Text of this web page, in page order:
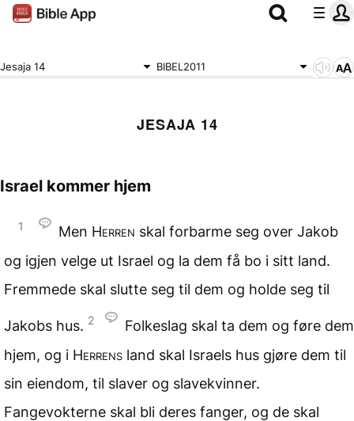
Jesaja 14 BIBEL2011
JESAJA 14
Israel kommer hjem
1 Men Herren skal forbarme seg over Jakob
og igjen velge ut Israel og la dem få bo i sitt land.
Fremmede skal slutte seg til dem og holde seg til
Jakobs hus. 2
Folkeslag skal ta dem og føre dem
hjem, og i Herrens land skal Israels hus gjøre dem til
sin eiendom, til slaver og slavekvinner.
Fangevokterne skal bli deres fanger, og de skal